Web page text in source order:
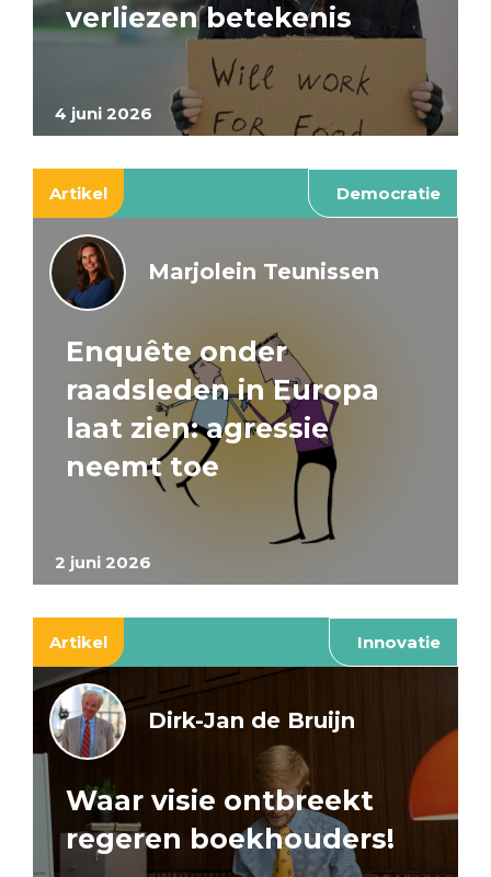
4 juni 2026
verliezen betekenis
Artikel Democratie
2 juni 2026
Marjolein Teunissen
Enquête onder
raadsleden in Europa
laat zien: agressie
neemt toe
Artikel Innovatie
Dirk-Jan de Bruijn
Waar visie ontbreekt
regeren boekhouders!